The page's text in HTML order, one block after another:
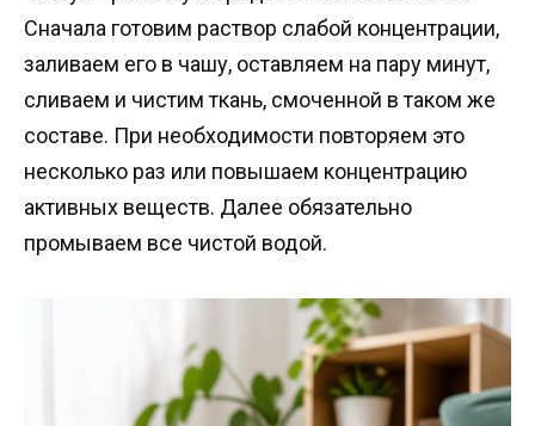
Сначала готовим раствор слабой концентрации,
заливаем его в чашу, оставляем на пару минут,
сливаем и чистим ткань, смоченной в таком же
составе. При необходимости повторяем это
несколько раз или повышаем концентрацию
активных веществ. Далее обязательно
промываем все чистой водой.